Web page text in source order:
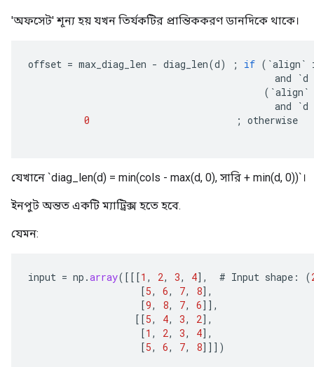
'অফসেট' শূন্য হয় যখন তির্যকটির প্রান্তিককরণ ডানদিকে থাকে।
offset = max_diag_len - diag_len(d) ; if ( `align `
and
`d
( `align `
and
`d
0
; otherwise
যেখানে `diag_len(d) = min(cols - max(d, 0), সারি + min(d, 0))`।
ইনপুট অন্তত একটি ম্যাট্রিক্স হতে হবে.
যেমন:
input = np .array( [[[1 , 2, 3, 4] , # Input shape : (
[5, 6, 7, 8] ,
[9, 8, 7, 6]] ,
[[5, 4, 3, 2] ,
[1 , 2, 3, 4] ,
[5, 6, 7, 8]]] )